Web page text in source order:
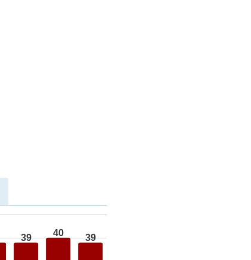
39 40 39